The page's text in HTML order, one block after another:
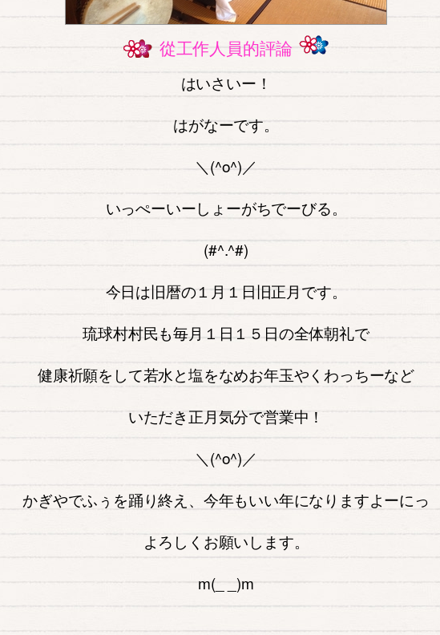
從工作人員的評論
はいさいー！
はがなーです。
＼(^o^)／
いっぺーいーしょーがちでーびる。
(#^.^#)
今日は旧暦の１月１日旧正月です。
琉球村村民も毎月１日１５日の全体朝礼で
健康祈願をして若水と塩をなめお年玉やくわっちーなど
いただき正月気分で営業中！
＼(^o^)／
かぎやでふぅを踊り終え、今年もいい年になりますよーにっ
よろしくお願いします。
m(_ _)m